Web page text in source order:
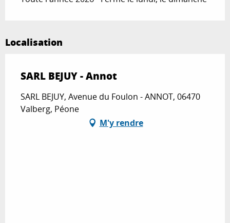
Localisation
SARL BEJUY - Annot
SARL BEJUY, Avenue du Foulon - ANNOT, 06470
Valberg, Péone
M'y rendre